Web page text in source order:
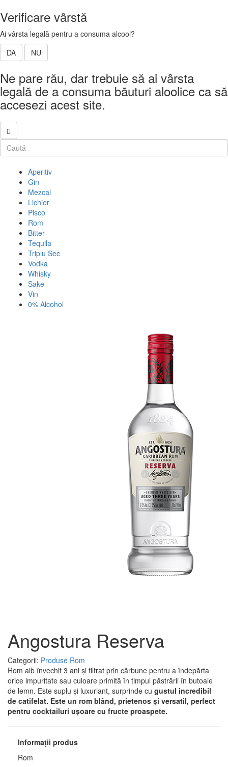
Verificare vârstă
Ai vârsta legală pentru a consuma alcool?
DA
NU
Ne pare rău, dar trebuie să ai vârsta
legală de a consuma băuturi aloolice ca să
accesezi acest site.
Aperitiv
Gin
Mezcal
Lichior
Pisco
Rom
Bitter
Tequila
Triplu Sec
Vodka
Whisky
Sake
Vin
0% Alcohol
Angostura Reserva
Categorii: Produse Rom
Rom alb învechit 3 ani și filtrat prin cărbune pentru a îndepărta
orice impuritate sau culoare primită în timpul păstrării în butoaie
de lemn. Este suplu și luxuriant, surprinde cu gustul incredibil
de catifelat. Este un rom blând, prietenos și versatil, perfect
pentru cocktailuri ușoare cu fructe proaspete.
Informații produs
Rom